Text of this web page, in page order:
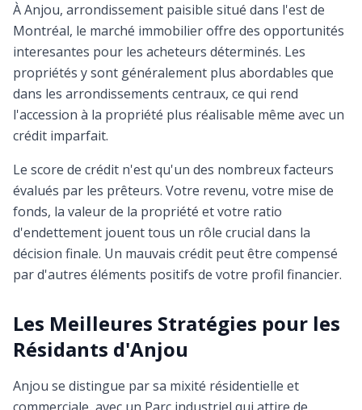
À Anjou, arrondissement paisible situé dans l'est de
Montréal, le marché immobilier offre des opportunités
interesantes pour les acheteurs déterminés. Les
propriétés y sont généralement plus abordables que
dans les arrondissements centraux, ce qui rend
l'accession à la propriété plus réalisable même avec un
crédit imparfait.
Le score de crédit n'est qu'un des nombreux facteurs
évalués par les prêteurs. Votre revenu, votre mise de
fonds, la valeur de la propriété et votre ratio
d'endettement jouent tous un rôle crucial dans la
décision finale. Un mauvais crédit peut être compensé
par d'autres éléments positifs de votre profil financier.
Les Meilleures Stratégies pour les
Résidants d'Anjou
Anjou se distingue par sa mixité résidentielle et